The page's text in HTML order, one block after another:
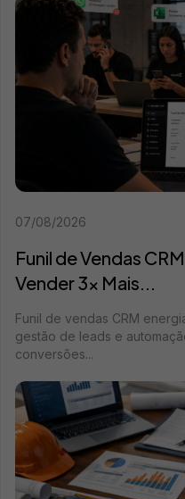
07/08/2026
Funil de Vendas
Vender 3x Mais...
Funil de vendas CRM
gestão de leads e
conversões...